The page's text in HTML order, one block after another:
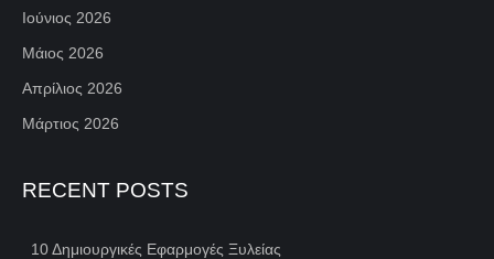
Ιούνιος 2026
Μάιος 2026
Απρίλιος 2026
Μάρτιος 2026
RECENT POSTS
10 Δημιουργικές Εφαρμογές Ξυλείας